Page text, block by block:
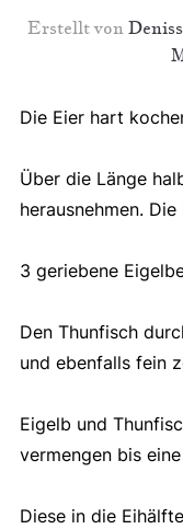
Erstellt von
Die Eier hart
Über die Länge
herausnehmen.
3 geriebene
Den Thunfisch
und ebenfalls fein
Eigelb und
vermengen bis
Diese in die